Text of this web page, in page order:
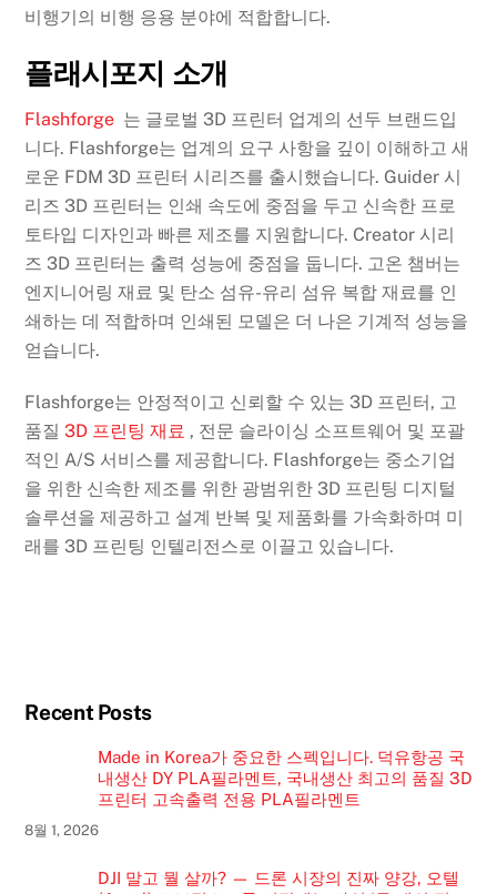
비행기의 비행 응용 분야에 적합합니다.
플래시포지 소개
Flashforge 는 글로벌 3D 프린터 업계의 선두 브랜드입
니다. Flashforge는 업계의 요구 사항을 깊이 이해하고 새
로운 FDM 3D 프린터 시리즈를 출시했습니다. Guider 시
리즈 3D 프린터는 인쇄 속도에 중점을 두고 신속한 프로
토타입 디자인과 빠른 제조를 지원합니다. Creator 시리
즈 3D 프린터는 출력 성능에 중점을 둡니다. 고온 챔버는
엔지니어링 재료 및 탄소 섬유-유리 섬유 복합 재료를 인
쇄하는 데 적합하며 인쇄된 모델은 더 나은 기계적 성능을
얻습니다.
Flashforge는 안정적이고 신뢰할 수 있는 3D 프린터, 고
품질 3D 프린팅 재료 , 전문 슬라이싱 소프트웨어 및 포괄
적인 A/S 서비스를 제공합니다. Flashforge는 중소기업
을 위한 신속한 제조를 위한 광범위한 3D 프린팅 디지털
솔루션을 제공하고 설계 반복 및 제품화를 가속화하며 미
래를 3D 프린팅 인텔리전스로 이끌고 있습니다.
Recent Posts
Made in Korea가 중요한 스펙입니다. 덕유항공 국
내생산 DY PLA필라멘트, 국내생산 최고의 품질 3D
프린터 고속출력 전용 PLA필라멘트
8월 1, 2026
DJI 말고 뭘 살까? — 드론 시장의 진짜 양강, 오텔